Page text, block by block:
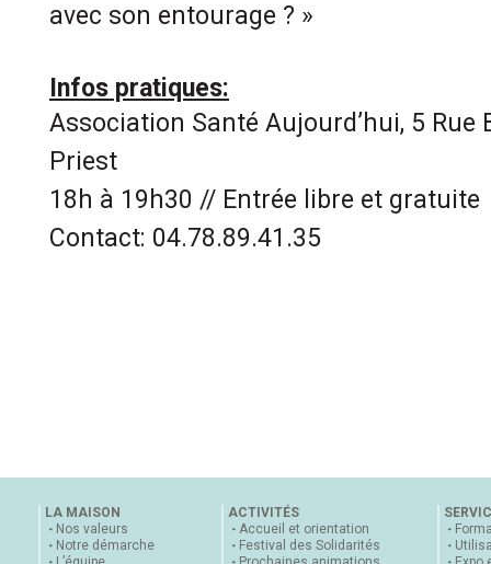
avec son entourage ? »
Infos pratiques:
Association Santé Aujourd’hui, 5 Rue
Priest
18h à 19h30 // Entrée libre et gratuite
Contact: 04.78.89.41.35
LA MAISON
Nos valeurs
Notre démarche
ACTIVITÉS
Accueil et orientation
Festival des Solidarités